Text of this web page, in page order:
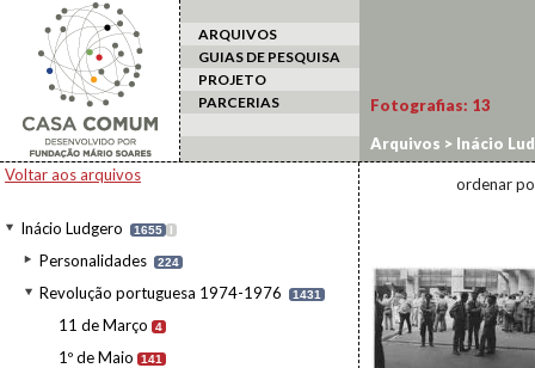
ARQUIVOS
GUIAS DE PESQUISA
PROJETO
PARCERIAS
Voltar aos arquivos
Inácio Ludgero 1655 I
Personalidades 224
Revolução portuguesa 1974-1976 1431
11 de Março 4
1º de Maio 141
Fotografias: 13
Arquivos > Inácio
ordenar